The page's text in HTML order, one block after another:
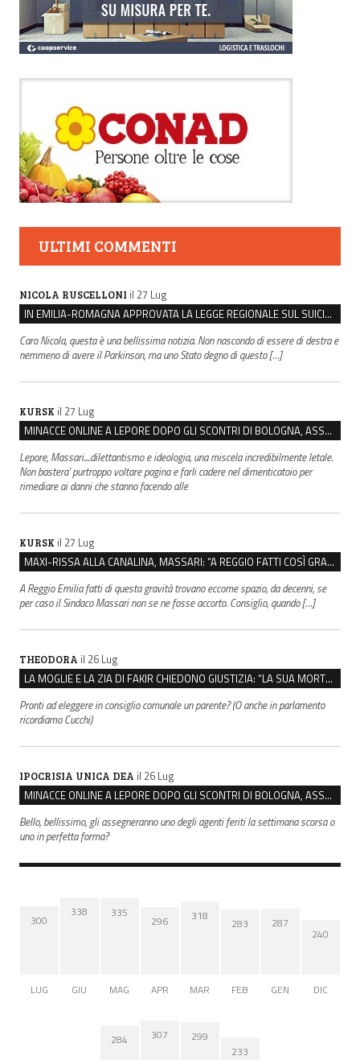
ULTIMI COMMENTI
NICOLA RUSCELLONI il 27 Lug
IN EMILIA-ROMAGNA APPROVATA LA LEGGE REGIONALE SUL SUICIDIO MEDICALMENTE ASSISTITO
Caro Nicola, questa è una bellissima notizia. Non nascondo di essere di destra e
nemmeno di avere il Parkinson, ma uno Stato degno di questo […]
KURSK il 27 Lug
MINACCE ONLINE A LEPORE DOPO GLI SCONTRI DI BOLOGNA, ASSEGNATA LA SCORTA AL SINDACO
Lepore, Massari....dilettantismo e ideologia, una miscela incredibilmente letale.
Non bastera' purtroppo voltare pagina e farli cadere nel dimenticatoio per
rimediare ai danni che stanno facendo alle
KURSK il 27 Lug
MAXI-RISSA ALLA CANALINA, MASSARI: “A REGGIO FATTI COSÌ GRAVI NON DEVONO TROVARE SPAZIO”
A Reggio Emilia fatti di questa gravità trovano eccome spazio, da decenni, se
per caso il Sindaco Massari non se ne fosse accorto. Consiglio, quando […]
THEODORA il 26 Lug
LA MOGLIE E LA ZIA DI FAKIR CHIEDONO GIUSTIZIA: “LA SUA MORTE CRIMINE CONTRO L’UMANITÀ”
Pronti ad eleggere in consiglio comunale un parente? (O anche in parlamento
ricordiamo Cucchi)
IPOCRISIA UNICA DEA il 26 Lug
MINACCE ONLINE A LEPORE DOPO GLI SCONTRI DI BOLOGNA, ASSEGNATA LA SCORTA AL SINDACO
Bello, bellissimo, gli assegneranno uno degli agenti feriti la settimana scorsa o
uno in perfetta forma?
300
LUG
338
GIU
335
MAG
296
APR
318
MAR
283
FEB
287
GEN
240
DIC
284 307 299
233